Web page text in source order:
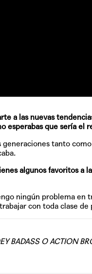
a las nuevas
esperabas que sería el
tanto
algunos favoritos a
ningún problema en
con toda clase de
BADASS O ACTION